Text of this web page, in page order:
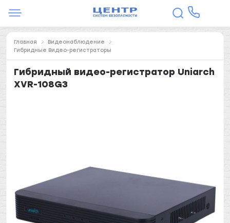
Главная
Видеонаблюдение
Гибридные Видео-регистраторы
Гибридный видео-регистратор Uniarch
XVR-108G3